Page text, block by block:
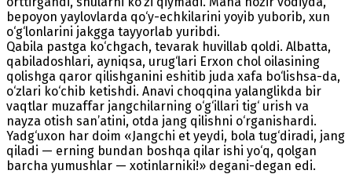
bepoyon yaylovlarda qo‘y-echkilarini yoyib yuborib, xun
o‘g‘lonlarini jakgga tayyorlab yuribdi.
Qabila pastga ko‘chgach, tevarak huvillab qoldi. Albatta,
qabiladoshlari, ayniqsa, urug‘lari Erxon chol oilasining
qolishga qaror qilishganini eshitib juda xafa bo‘lishsa-da,
o‘zlari ko‘chib ketishdi. Anavi choqqina yalanglikda bir
vaqtlar muzaffar jangchilarning o‘g‘illari tig‘ urish va
nayza otish san’atini, otda jang qilishni o‘rganishardi.
Yadg‘uxon har doim «Jangchi et yeydi, bola tug‘diradi, jang
qiladi — erning bundan boshqa qilar ishi yo‘q, qolgan
barcha yumushlar — xotinlarniki!» degani-degan edi.